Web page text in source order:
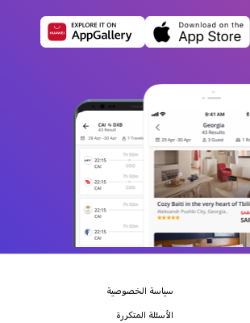
سياسة الخصوصية
الأسئلة المتكررة